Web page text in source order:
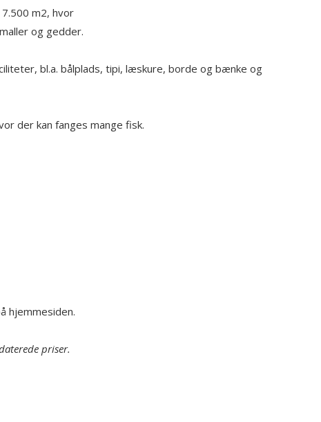
m2, hvor
og gedder.
bl.a. bålplads, tipi, læskure, borde og bænke og
der kan fanges mange fisk.
hjemmesiden.
priser.